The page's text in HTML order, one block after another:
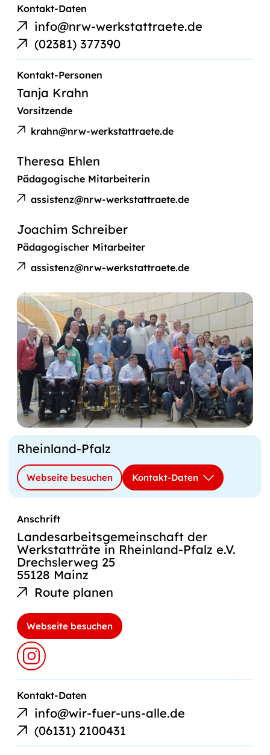
Kontakt-Daten
info@nrw-werkstattraete.de
E-
Mail-
Link
(02381) 377390
Telefonnummer
Kontakt-Personen
Tanja Krahn
Vorsitzende
krahn@nrw-werkstattraete.de
E-
Mail
an
Tanja
Krahn
Theresa Ehlen
Pädagogische Mitarbeiterin
assistenz@nrw-werkstattraete.de
E-
Mail
an
Theresa
Ehlen
Joachim Schreiber
Pädagogischer Mitarbeiter
assistenz@nrw-werkstattraete.de
E-
Mail
an
Joachim
Schreiber
Rheinland-Pfalz
Webseite besuchen Kontakt-Daten
Anschrift
Landesarbeitsgemeinschaft der
Werkstatträte in Rheinland-Pfalz e.V.
Drechslerweg 25
55128 Mainz
Route planen
Webseite besuchen
Kontakt-Daten
info@wir-fuer-uns-alle.de
E-
Mail-
Link
(06131) 2100431
Telefonnummer